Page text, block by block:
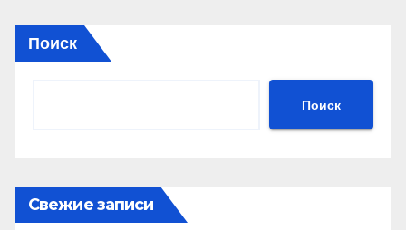
Поиск
Поиск
Свежие записи